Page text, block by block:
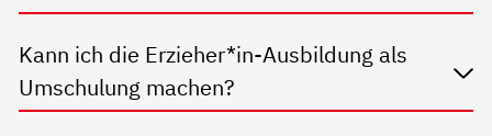
Kann ich die Erzieher*in-Ausbildung als
Umschulung machen?